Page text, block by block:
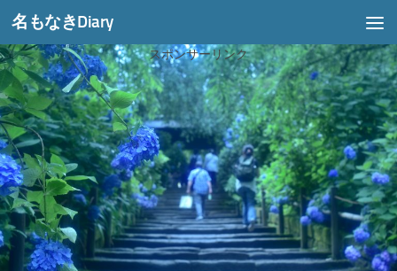
コンテンツへスキップ
名もなきDiary
スポンサーリンク